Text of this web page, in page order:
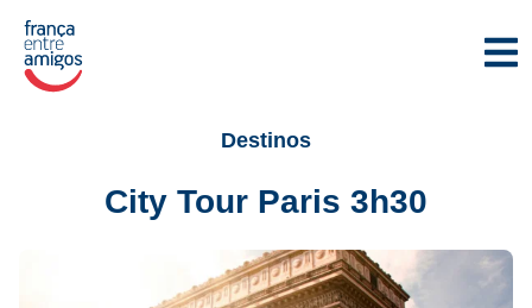
Destinos
City Tour Paris 3h30